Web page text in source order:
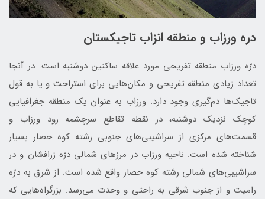
دره ورزاب و منطقه انزاب تاجیکستان
درّه ورزاب منطقه تفریحی مورد علاقه ساکنین دوشنبه است. در آنجا
تعداد زیادی منطقه تفریحی و مکان‌هایی برای استراحت و يا به قول
تاجيك‌ها دم‌گيری وجود دارد. ورزاب به عنوان یک منطقه جغرافیایی
کوچک نزدیک دوشنبه، در نقطه تقاطع سرچشمه رود ‌ورزاب و
قسمت‌های مرکزی از سراشیبی‌های جنوبی رشته کوه حصار بسیار
شناخته شده است. ناحیه ورزاب در مرزهای شمالی درّه زرافشان و در
سراشیبی‌های شمالی رشته کوه حصار واقع شده است. از شرق به درّه
رامیت و از جنوب‌ شرقی به راحتی و وحدت می‌رسد. بزرگراه‌هایی که